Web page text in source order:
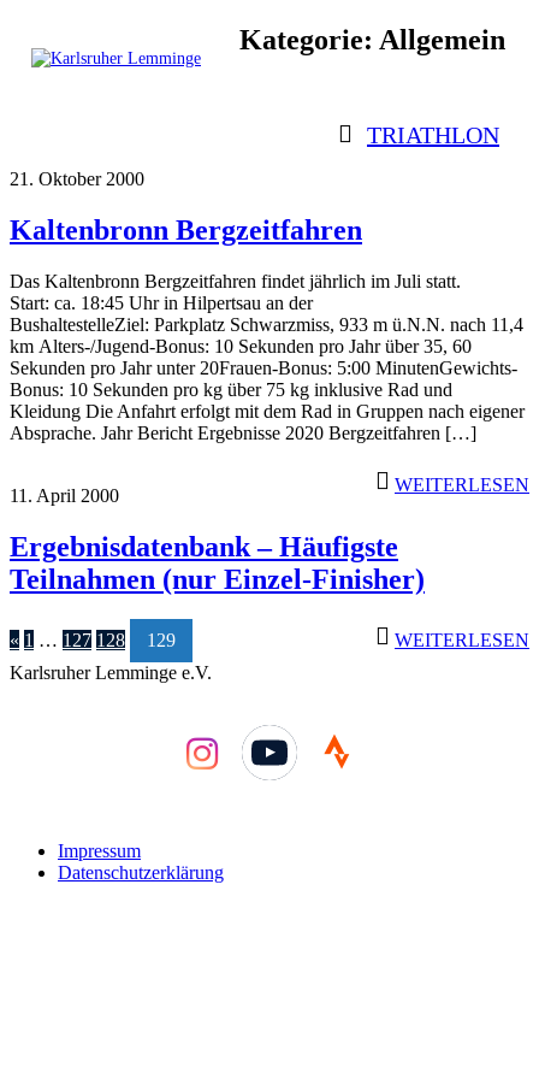
Kategorie: Allgemein
TRIATHLON
21. Oktober 2000
Kaltenbronn Bergzeitfahren
Das Kaltenbronn Bergzeitfahren findet jährlich im Juli statt.
Start: ca. 18:45 Uhr in Hilpertsau an der
BushaltestelleZiel: Parkplatz Schwarzmiss, 933 m ü.N.N. nach 11,4
km Alters-/Jugend-Bonus: 10 Sekunden pro Jahr über 35, 60
Sekunden pro Jahr unter 20Frauen-Bonus: 5:00 MinutenGewichts-
Bonus: 10 Sekunden pro kg über 75 kg inklusive Rad und
Kleidung Die Anfahrt erfolgt mit dem Rad in Gruppen nach eigener
Absprache. Jahr Bericht Ergebnisse 2020 Bergzeitfahren […]
WEITERLESEN
11. April 2000
Ergebnisdatenbank – Häufigste
Teilnahmen (nur Einzel-Finisher)
WEITERLESEN
« 1 … 127 128
129
Karlsruher Lemminge e.V.
YouTube
Impressum
Datenschutzerklärung